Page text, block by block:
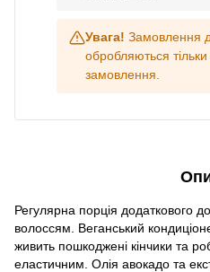
Увага! Замовлення
обробляються
замовлення.
Регулярна порція додаткового
волоссям. Веганський
живить пошкоджені кінчики та
еластичним. Олія авокадо та